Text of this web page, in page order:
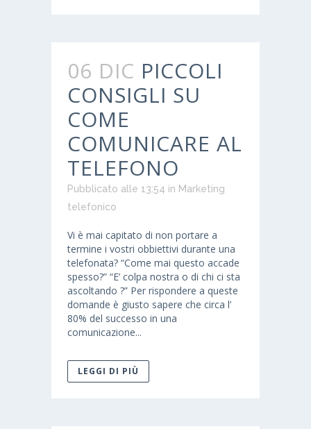
06 DIC PICCOLI
CONSIGLI SU
COME
COMUNICARE AL
TELEFONO
Pubblicato alle 13:54 in Marketing
telefonico
Vi è mai capitato di non portare a
termine i vostri obbiettivi durante una
telefonata? “Come mai questo accade
spesso?” “E’ colpa nostra o di chi ci sta
ascoltando ?” Per rispondere a queste
domande è giusto sapere che circa l’
80% del successo in una
comunicazione...
LEGGI DI PIÙ